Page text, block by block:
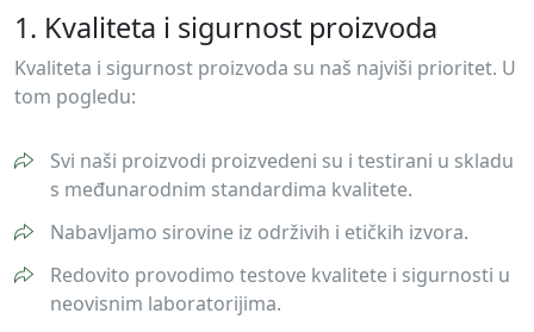
1. Kvaliteta i sigurnost proizvoda
Kvaliteta i sigurnost proizvoda su naš najviši prioritet. U
tom pogledu:
Svi naši proizvodi proizvedeni su i testirani u skladu
s međunarodnim standardima kvalitete.
Nabavljamo sirovine iz održivih i etičkih izvora.
Redovito provodimo testove kvalitete i sigurnosti u
neovisnim laboratorijima.